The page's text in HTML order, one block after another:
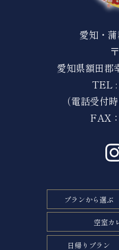
愛知・
愛知県額田郡
TEL :
（電話受付
FAX
プランから選ぶ
空室カ
日帰りプラン